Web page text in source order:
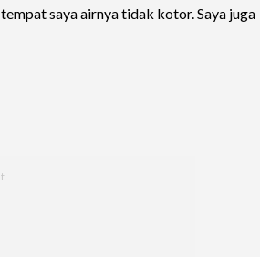
saya airnya tidak kotor. Saya juga